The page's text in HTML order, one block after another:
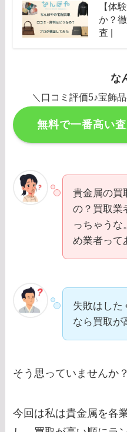
【体
か？
査 |
な
＼口コミ評価5♪宝飾
無料で一番高い
貴金属の買
の？買取業
っちゃうな
め業者って
失敗はした
なら買取が
そう思っていませんか？
今回は私は貴金属を各